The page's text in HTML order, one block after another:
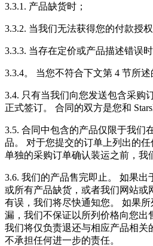
3.3.1. 产品缺货时；
3.3.2. 当我们无法获得您的付款授权
3.3.3. 当存在定价或产品描述错误
3.3.4。 当您不符合下文第 4 节所述
3.4. 只有当我们向您发送包含采购
正式签订。 合同的双方是您和
3.5. 合同中包含的产品仅限于我们
品。 对于您提交的订单上列出的
单独的采购订单确认装运之前，我
3.6. 我们的产品售完即止。 如果
或所有产品缺货，或者我们网站或
有误，我们将尽快通知您。 如果
漏，我们不保证以所列价格向您出
我们将仅负责退还与相应产品相关
不承担任何进一步的责任。